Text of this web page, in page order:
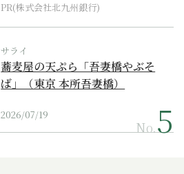
PR(株式会社北九州銀行)
サライ
蕎麦屋の天ぷら「吾妻橋やぶそ
ば」（東京 本所吾妻橋）
2026/07/19
No.